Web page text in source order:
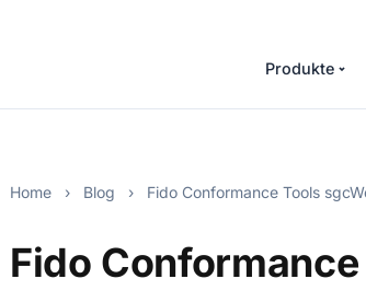
Produkte
Home › Blog › Fido Conformance Tools
Fido